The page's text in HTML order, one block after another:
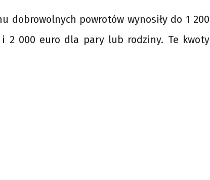
dobrowolnych powrotów wynosiły do 1 200
2 000 euro dla pary lub rodziny. Te kwoty